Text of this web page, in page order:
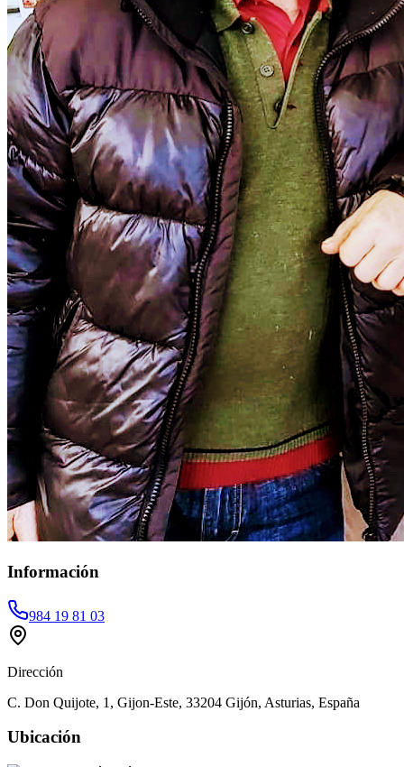
Información
984 19 81 03
Dirección
C. Don Quijote, 1, Gijon-Este, 33204 Gijón, Asturias, España
Ubicación